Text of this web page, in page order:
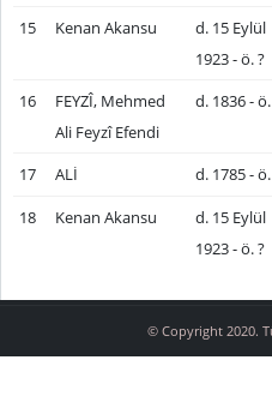
15 Kenan Akansu
d. 15 Eylül
1923 - ö. ?
16
FEYZÎ, Mehmed
Ali Feyzî Efendi
d. 1836 -
17 ALİ d. 1785 -
18 Kenan Akansu
d. 15 Eylül
1923 - ö. ?
© Copyright 2020.